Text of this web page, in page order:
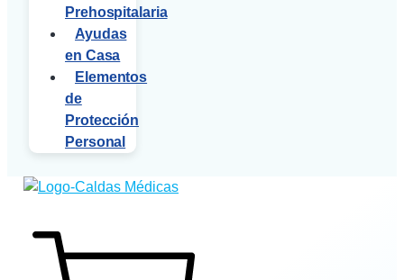
Prehospitalaria
Ayudas
en Casa
Elementos
de
Protección
Personal